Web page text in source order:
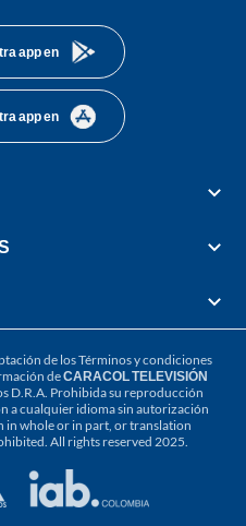
app en
app en
de losTérminos y condiciones
deCARACOL TELEVISIÓN
D.R.A. Prohibida su reproducción
a cualquier idioma sin autorización
in whole or in part, or translation
All rights reserved 2025.